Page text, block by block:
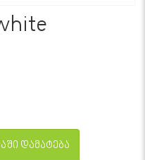
დამატება